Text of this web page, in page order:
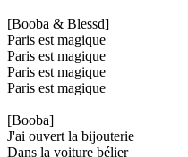
[Booba & Blessd]
Paris est magique
Paris est magique
Paris est magique
Paris est magique
[Booba]
J'ai ouvert la bijouterie
Dans la voiture bélier